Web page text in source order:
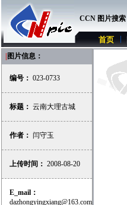
CCN 图片搜索
首页
图片信息：
编号： 023-0733
标题： 云南大理古城
作者： 闫守玉
上传时间： 2008-08-20
E_mail：
dazhongyingxiang@163.com